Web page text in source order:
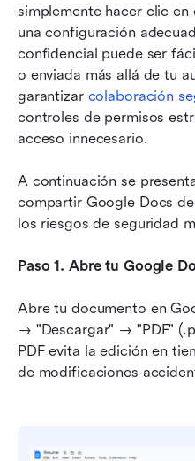
simplemente hacer clic
una configuración
confidencial puede ser
o enviada más allá de tu
garantizar colaboración
controles de permisos
acceso innecesario.
A continuación se
compartir Google Docs
los riesgos de seguridad
Paso 1. Abre tu Google
Abre tu documento en
→ "Descargar" → "PDF"
PDF evita la edición en
de modificaciones